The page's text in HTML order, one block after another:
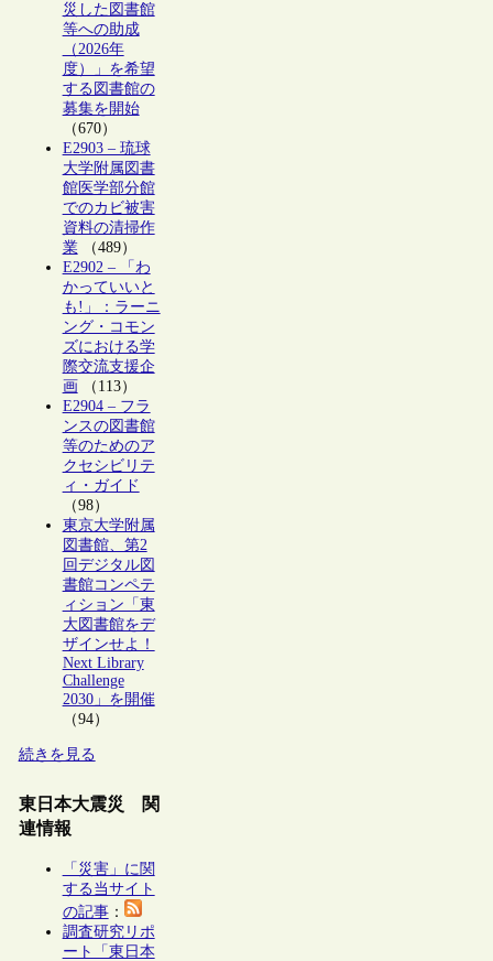
災した図書館
等への助成
（2026年
度）」を希望
する図書館の
募集を開始
（670）
E2903 – 琉球
大学附属図書
館医学部分館
でのカビ被害
資料の清掃作
業（489）
E2902 – 「わ
かっていいと
も!」：ラーニ
ング・コモン
ズにおける学
際交流支援企
画 （113）
E2904 – フラ
ンスの図書館
等のためのア
クセシビリテ
ィ・ガイド
（98）
東京大学附属
図書館、第2
回デジタル図
書館コンペテ
ィション「東
大図書館をデ
ザインせよ！
Next Library
Challenge
2030」を開催
（94）
続きを見る
東日本大震災 関
連情報
「災害」に関
する当サイト
の記事：
調査研究リポ
ート「東日本